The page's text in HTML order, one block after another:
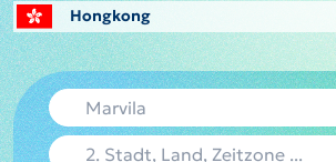
Hongkong